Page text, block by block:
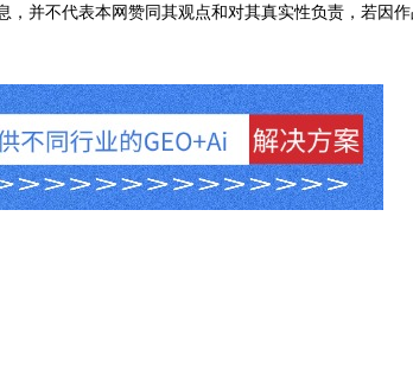
并不代表本网赞同其观点和对其真实性负责，若因